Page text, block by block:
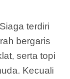
terdiri
bergaris
serta topi
Kecuali